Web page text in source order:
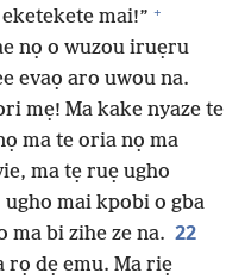
mai!” +
nọ o wuzou iruẹru
evaọ aro uwou na.
mẹ! Ma kake nyaze te
ma te oria nọ ma
ma tẹ ruẹ ugho
mai kpobi o gba
ma bi zihe ze na. 22
rọ dẹ emu. Ma riẹ